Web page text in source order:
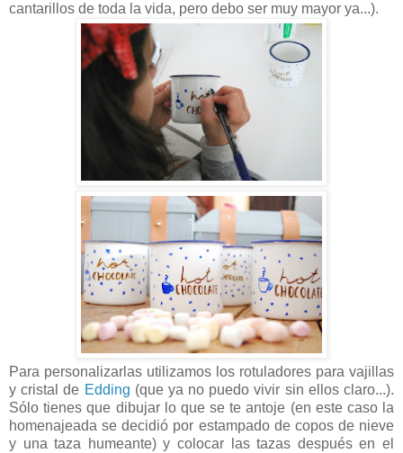
cantarillos de toda la vida, pero debo ser muy mayor ya...).
Para personalizarlas utilizamos los rotuladores para vajillas
y cristal de Edding (que ya no puedo vivir sin ellos claro...).
Sólo tienes que dibujar lo que se te antoje (en este caso la
homenajeada se decidió por estampado de copos de nieve
y una taza humeante) y colocar las tazas después en el